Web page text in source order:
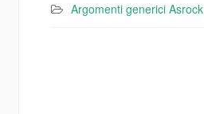
Argomenti generici Asrock